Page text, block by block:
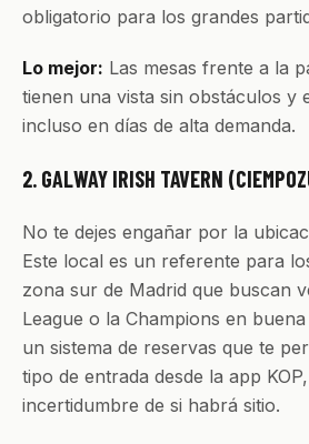
obligatorio para los grandes
Lo mejor: Las mesas frente a la
tienen una vista sin obstáculos y
incluso en días de alta demanda.
2. GALWAY IRISH TAVERN
No te dejes engañar por la
Este local es un referente para
zona sur de Madrid que buscan
League o la Champions en
un sistema de reservas que te
tipo de entrada desde la app
incertidumbre de si habrá sitio.